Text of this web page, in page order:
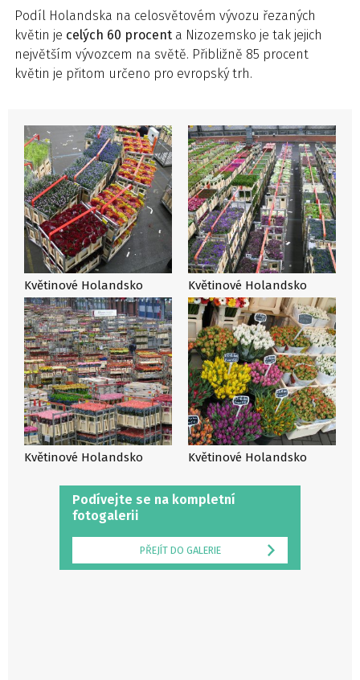
Podíl Holandska na celosvětovém vývozu řezaných
květin je celých 60 procent a Nizozemsko je tak jejich
největším vývozcem na světě. Přibližně 85 procent
květin je přitom určeno pro evropský trh.
Podívejte se na kompletní
fotogalerii
PŘEJÍT DO GALERIE
Květinové Holandsko Květinové Holandsko
Květinové Holandsko Květinové Holandsko